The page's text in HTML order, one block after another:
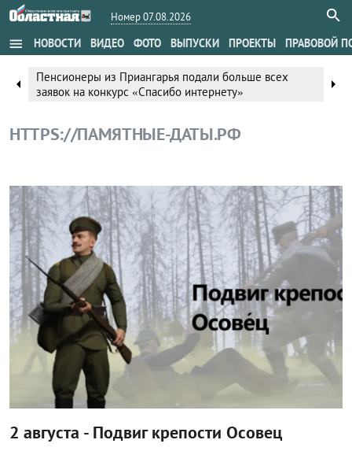
Номер 07.08.2026
menu НОВОСТИ ВИДЕО ФОТО ВЫПУСКИ ПРОЕКТЫ ПРАВОВОЙ
arrow_left
Пенсионеры из Приангарья подали больше всех
заявок на конкурс «Спасибо интернету»
arrow_right
HTTPS://ПАМЯТНЫЕ-ДАТЫ.РФ
Общество
2 августа - Подвиг крепости Осовец